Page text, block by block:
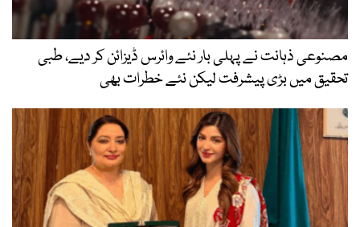
مصنوعی ذہانت نے پہلی بار نئے وائرس ڈیزائن کر دیے، طبی
تحقیق میں بڑی پیشرفت لیکن نئے خطرات بھی